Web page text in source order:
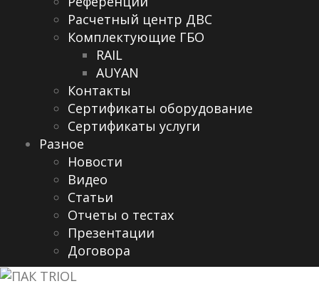
Расчетный центр ДВС
Комплектующие ГБО
RAIL
AUYAN
Контакты
Сертификаты оборудование
Сертификаты услуги
Разное
Новости
Видео
Cтатьи
Отчеты о тестах
Презентации
Договора